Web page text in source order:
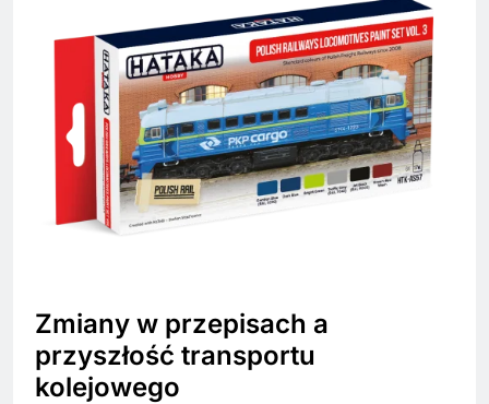
Zmiany w przepisach a
przyszłość transportu
kolejowego